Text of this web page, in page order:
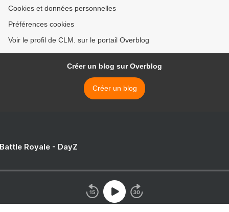
Cookies et données personnelles
Préférences cookies
Voir le profil de CLM. sur le portail Overblog
Créer un blog sur Overblog
Créer un blog
Royale - DayZ